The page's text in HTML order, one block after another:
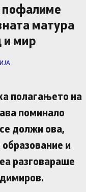
пофалиме
матура
и мир
полагањето на
поминало
должи ова,
и
разговараше